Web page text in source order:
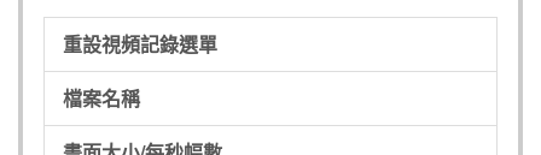
重設視頻記錄選單
檔案名稱